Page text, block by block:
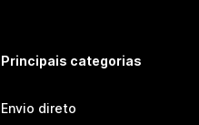
Principais categorias
Envio direto